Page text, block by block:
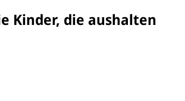
Kinder, die aushalten